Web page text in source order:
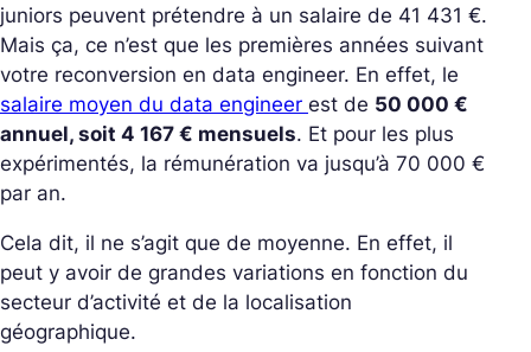
juniors peuvent prétendre à un salaire de 41 431 €.
Mais ça, ce n’est que les premières années suivant
votre reconversion en data engineer. En effet, le
salaire moyen du data engineer est de 50 000 €
annuel, soit 4 167 € mensuels. Et pour les plus
expérimentés, la rémunération va jusqu’à 70 000 €
par an.
Cela dit, il ne s’agit que de moyenne. En effet, il
peut y avoir de grandes variations en fonction du
secteur d’activité et de la localisation
géographique.